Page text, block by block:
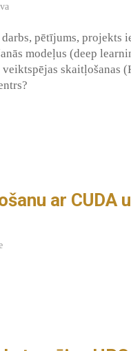
pētījums, projekts
modeļus (deep
skaitļošanas
ar CUDA